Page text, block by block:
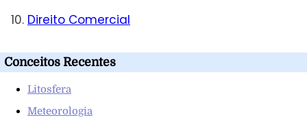
Direito Comercial
Conceitos Recentes
Litosfera
Meteorologia